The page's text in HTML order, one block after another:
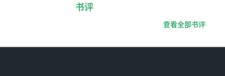
书评
查看全部书评